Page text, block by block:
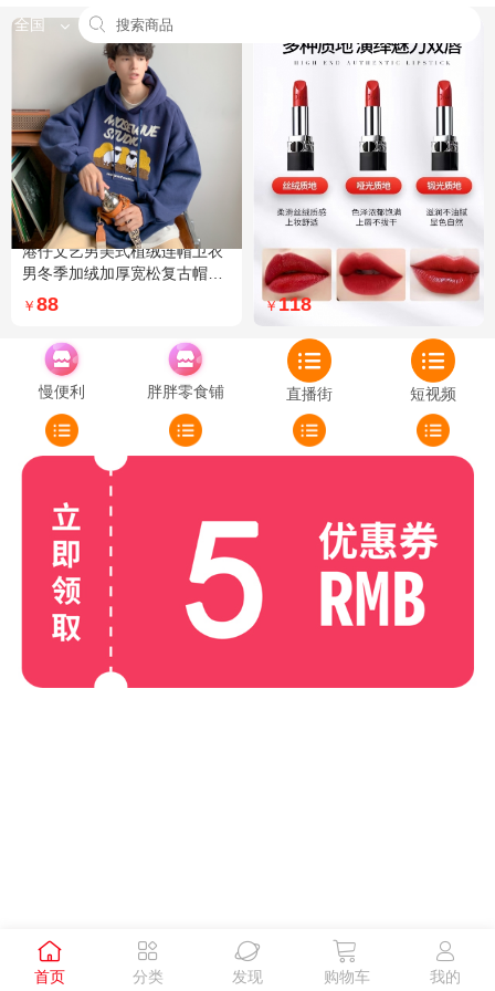
全国
港仔文艺男美式植绒连帽卫衣
男冬季加绒加厚宽松复古帽衫
外套 XXL 加绒 5XL 灰色加绒
￥ 88
Dior迪奥全新烈艳蓝金口红品
牌授权经典藤格纹饰带丝绒质
地999色号传奇红唇哑光 哑光
￥118
慢便利 胖胖零食铺 直播街 短视频

首页

分类

发现

购物车

我的